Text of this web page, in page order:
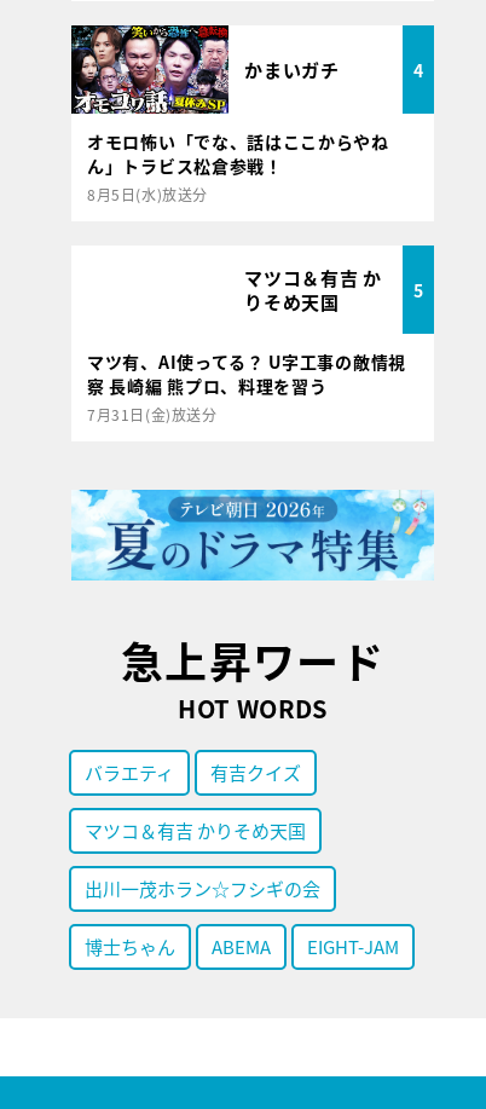
かまいガチ 4
オモロ怖い「でな、話はここからやね
ん」トラビス松倉参戦！
8月5日(水)放送分
マツコ＆有吉 か
りそめ天国
5
マツ有、AI使ってる？ U字工事の敵情視
察 長崎編 熊プロ、料理を習う
7月31日(金)放送分
急上昇ワード
HOT WORDS
バラエティ 有吉クイズ
マツコ＆有吉 かりそめ天国
出川一茂ホラン☆フシギの会
博士ちゃん ABEMA EIGHT-JAM